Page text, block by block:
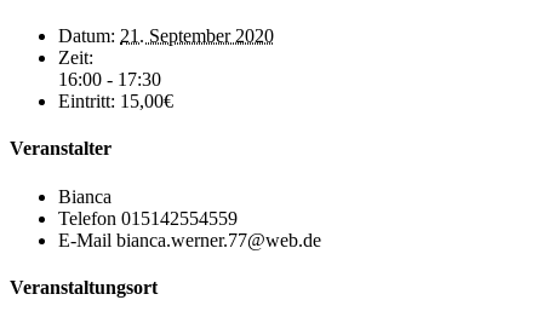
Datum: 21. September 2020
Zeit:
16:00 - 17:30
Eintritt: 15,00€
Veranstalter
Bianca
Telefon 015142554559
E-Mail bianca.werner.77@web.de
Veranstaltungsort